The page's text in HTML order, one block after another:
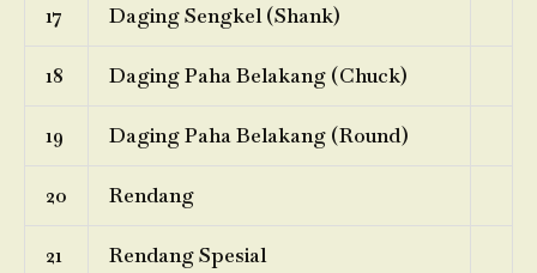
17 Daging Sengkel (Shank)
18 Daging Paha Belakang (Chuck)
19 Daging Paha Belakang (Round)
20 Rendang
21 Rendang Spesial